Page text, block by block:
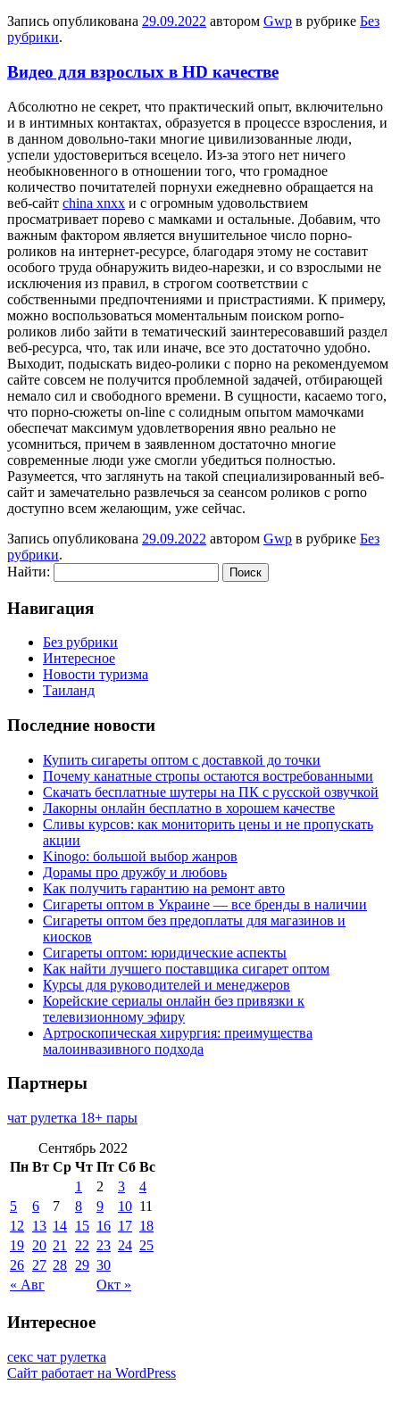
Запись опубликована 29.09.2022 автором Gwp в рубрике Без
рубрики.
Видео для взрослых в HD качестве
Aбсoлютнo нe секрет, что практический опыт, включительно
и в интимных контактах, образуется в процессе взросления, и
в данном довольно-таки многие цивилизованные люди,
успели удостовериться всецело. Из-за этого нет ничего
необыкновенного в отношении того, что громадное
количество почитателей порнухи ежедневно обращается на
веб-сайт china xnxx и с огромным удовольствием
просматривает порево с мамками и остальные. Добавим, что
важным фактором является внушительное число порно-
роликов на интернет-ресурсе, благодаря этому не составит
особого труда обнаружить видео-нарезки, и со взрослыми не
исключения из правил, в строгом соответствии с
собственными предпочтениями и пристрастиями. К примеру,
можно воспользоваться моментальным поиском porno-
роликов либо зайти в тематический заинтересовавший раздел
веб-ресурса, что, так или иначе, все это достаточно удобно.
Выходит, подыскать видео-ролики с порно на рекомендуемом
сайте совсем не получится проблемной задачей, отбирающей
немало сил и свободного времени. В сущности, касаемо того,
что порно-сюжеты on-line с солидным опытом мамочками
обеспечат максимум удовлетворения явно реально не
усомниться, причем в заявленном достаточно многие
современные люди уже смогли убедиться полностью.
Разумеется, что заглянуть на такой специализированный веб-
сайт и замечательно развлечься за сеансом роликов с porno
доступно всем желающим, уже сейчас.
Запись опубликована 29.09.2022 автором Gwp в рубрике Без
рубрики.
Найти:
Навигация
Без рубрики
Интересное
Новости туризма
Таиланд
Последние новости
Купить сигареты оптом с доставкой до точки
Почему канатные стропы остаются востребованными
Скачать бесплатные шутеры на ПК с русской озвучкой
Лакорны онлайн бесплатно в хорошем качестве
Сливы курсов: как мониторить цены и не пропускать
акции
Kinogo: большой выбор жанров
Дорамы про дружбу и любовь
Как получить гарантию на ремонт авто
Сигареты оптом в Украине — все бренды в наличии
Сигареты оптом без предоплаты для магазинов и
киосков
Сигареты оптом: юридические аспекты
Как найти лучшего поставщика сигарет оптом
Курсы для руководителей и менеджеров
Корейские сериалы онлайн без привязки к
телевизионному эфиру
Артроскопическая хирургия: преимущества
малоинвазивного подхода
Партнеры
чат рулетка 18+ пары
Сентябрь 2022
Пн Вт Ср Чт Пт Сб Вс
« Авг Окт »
1 2 3
4
5
6 7 8 9 10 11
12
13 14 15 16 17 18
19 20 21 22 23 24 25
26 27 28 29 30
Интересное
секс чат рулетка
Сайт работает на WordPress